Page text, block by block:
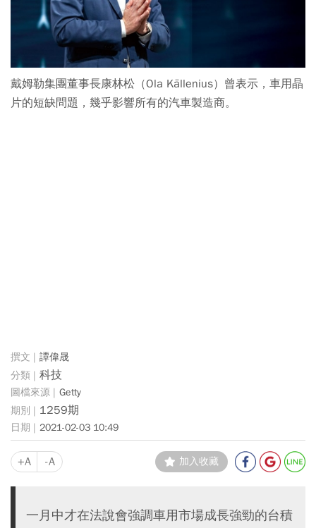
戴姆勒集團董事長康林松（Ola Källenius）曾表示，車用晶
片的短缺問題，幾乎影響所有的汽車製造商。
譚偉晟
科技
Getty
1259期
2021-02-03 10:49
+A -A 加入收藏
一月中才在法說會強調車用市場成長強勁的台積